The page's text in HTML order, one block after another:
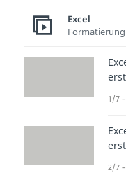
ein:
Excel
Formatierung
1/7
2/7